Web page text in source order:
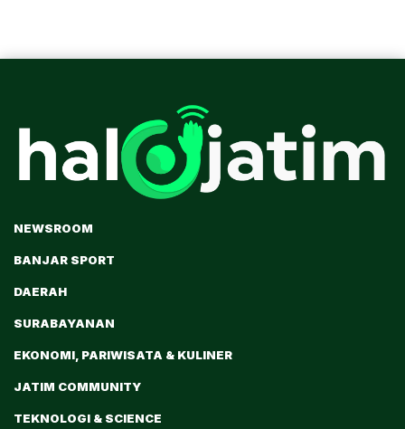
NEWSROOM
BANJAR SPORT
DAERAH
SURABAYANAN
EKONOMI, PARIWISATA & KULINER
JATIM COMMUNITY
TEKNOLOGI & SCIENCE